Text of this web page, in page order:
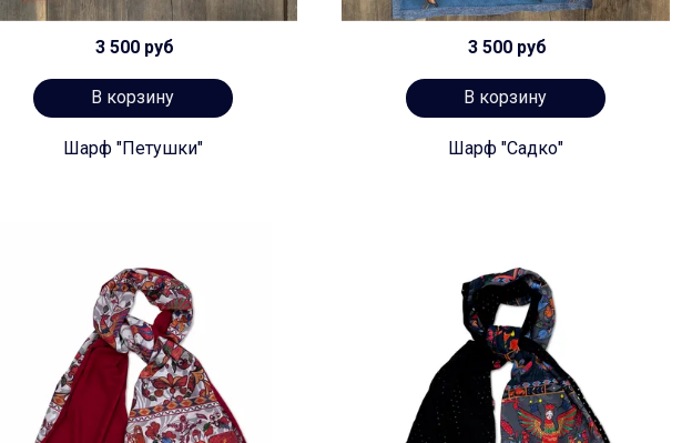
3 500 руб
В корзину
Шарф "Петушки"
3 500 руб
В корзину
Шарф "Садко"